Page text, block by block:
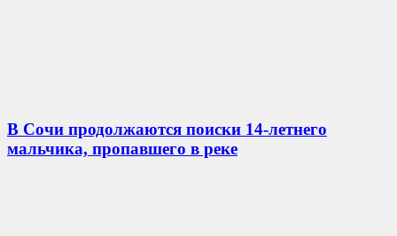
В Сочи продолжаются поиски 14-летнего
мальчика, пропавшего в реке